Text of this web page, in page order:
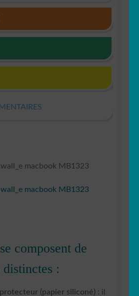
macbook MB1323
macbook MB1323
composent de
:
(papier siliconé) : il